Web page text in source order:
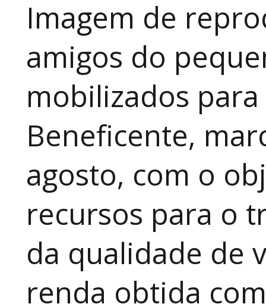
Imagem de
amigos do
mobilizados
Beneficente,
agosto, com o
recursos para o
da qualidade de
renda obtida